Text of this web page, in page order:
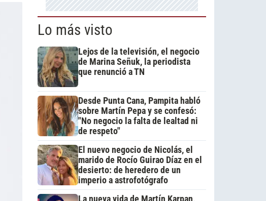
Lo más visto
Lejos de la televisión, el negocio
de Marina Señuk, la periodista
que renunció a TN
Desde Punta Cana, Pampita habló
sobre Martín Pepa y se confesó:
"No negocio la falta de lealtad ni
de respeto"
El nuevo negocio de Nicolás, el
marido de Rocío Guirao Díaz en el
desierto: de heredero de un
imperio a astrofotógrafo
La nueva vida de Martín Karpan,